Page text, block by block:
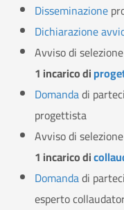
Disseminazione
Dichiarazione
Avviso di
1 incarico di
Domandadi
progettista
Avviso di
1 incarico di
Domandadi
esperto